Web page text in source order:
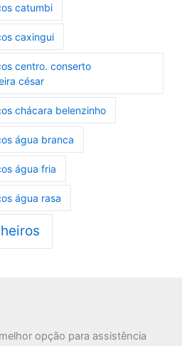
catumbi
caxingui
centro. conserto
césar
chácara belenzinho
água branca
água fria
água rasa
opção para assistência